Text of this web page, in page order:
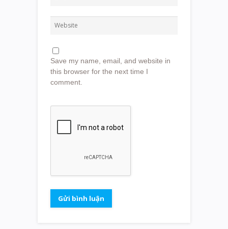
Save my name, email, and website in
this browser for the next time I
comment.